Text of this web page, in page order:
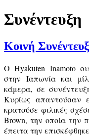
Συνέντευξη
Κοινή
O Hyakuten Inamoto
στην Ιαπωνία και
κάμερα, σε
Κυρίως απαντούσαν
κρατούσε φιλικές
Brown, την οποία την
έπειτα την